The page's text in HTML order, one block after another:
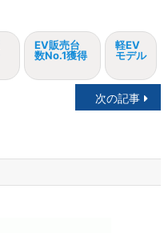
EV販売台
数No.1獲得
軽EV
モデル
次の記事